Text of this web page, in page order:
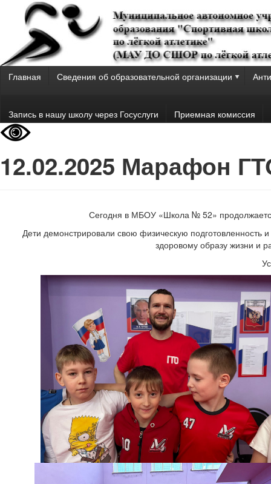
Главная Сведения об образовательной организации
Запись в нашу школу через Госуслуги Приемная комиссия
12.02.2025 Марафон
Сегодня в МБОУ «Школа № 52»
Дети демонстрировали свою физическую
здоровому образу жизни и